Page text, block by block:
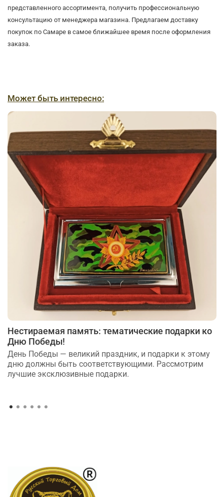
представленного ассортимента, получить профессиональную
консультацию от менеджера магазина. Предлагаем доставку
покупок по Самаре в самое ближайшее время после оформления
заказа.
Может быть интересно:
Нестираемая память: тематические подарки ко
Дню Победы!
День Победы — великий праздник, и подарки к этому
дню должны быть соответствующими. Рассмотрим
лучшие эксклюзивные подарки.